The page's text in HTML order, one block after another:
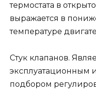
термостата в
выражается в
температуре
Стук клапанов.
эксплуатационным
подбором